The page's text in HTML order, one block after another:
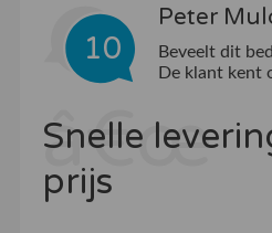
10
Peter
Beveelt dit
De klant kent
Snelle
prijs